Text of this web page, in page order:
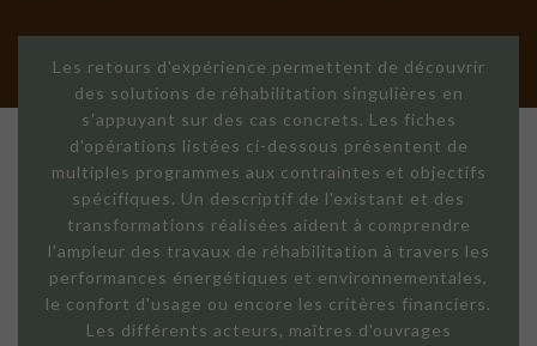
Les retours d'expérience permettent de découvrir
des solutions de réhabilitation singulières en
s'appuyant sur des cas concrets. Les fiches
d'opérations listées ci-dessous présentent de
multiples programmes aux contraintes et objectifs
spécifiques. Un descriptif de l'existant et des
transformations réalisées aident à comprendre
l'ampleur des travaux de réhabilitation à travers les
performances énergétiques et environnementales,
le confort d'usage ou encore les critères financiers.
Les différents acteurs, maîtres d'ouvrages